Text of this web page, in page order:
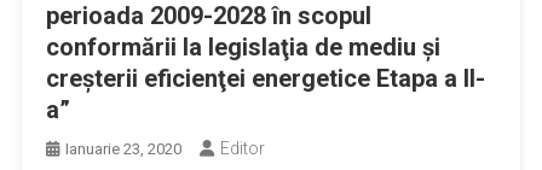
perioada 2009-2028 în scopul
conformării la legislaţia de mediu şi
creşterii eficienţei energetice Etapa a II-
a”
Ianuarie 23, 2020 Editor